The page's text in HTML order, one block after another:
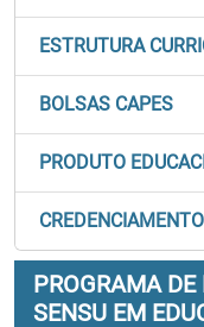
ESTRUTURA
BOLSAS CAPES
PRODUTO
PROGRAMA
SENSU EM